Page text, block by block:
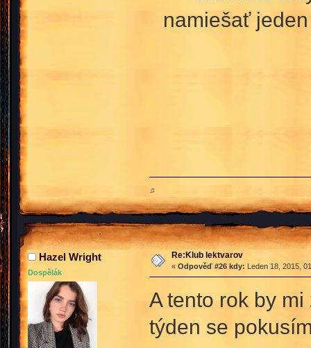
namiešať
♫
Hazel Wright
Dospělák
Re:Klub lektvarov
« Odpověď #26 kdy: Leden 18, 2015,
A tento rok by
týden se